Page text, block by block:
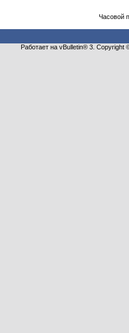
Часовой
Работает на vBulletin® 3.